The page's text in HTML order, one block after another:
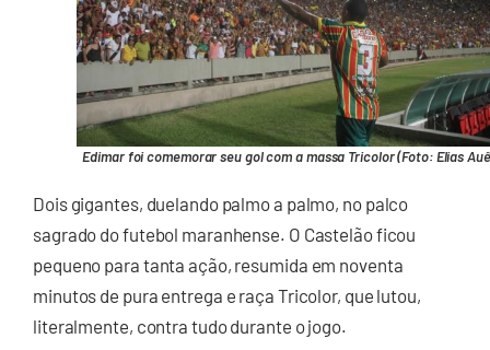
Edimar foi comemorar seu gol com a massa Tricolor (Foto: Elias
Dois gigantes, duelando palmo a palmo, no palco
sagrado do futebol maranhense. O Castelão ficou
pequeno para tanta ação, resumida em noventa
minutos de pura entrega e raça Tricolor, que lutou,
literalmente, contra tudo durante o jogo.